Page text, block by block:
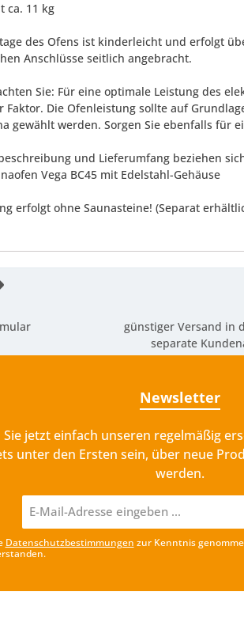
ca. 11 kg
des Ofens ist kinderleicht und erfolgt
Anschlüsse seitlich angebracht.
Sie: Für eine optimale Leistung des
Faktor. Die Ofenleistung sollte auf
gewählt werden. Sorgen Sie ebenfalls für
und Lieferumfang beziehen
Vega BC45 mit Edelstahl-Gehäuse
erfolgt ohne Saunasteine! (Separat
günstiger Versand in
separate
Newsletter
jetzt einfach unseren regelmäßig
unter den Ersten sein, über neue
werden.
Mail-
Adresse*
Datenschutzbestimmungen zur Kenntnis